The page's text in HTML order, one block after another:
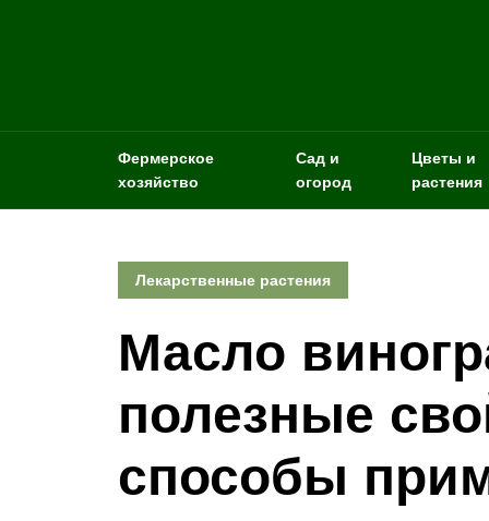
Фермерское
хозяйство
Сад и
огород
Цветы и
растения
Лекарственные растения
Масло
полезные
способы